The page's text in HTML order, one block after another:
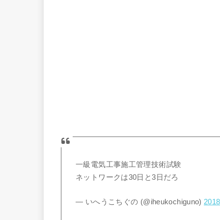
一級電気工事施工管理技術試験
ネットワークは30日と3日だろ
— いへうこちぐの (@iheukochiguno)